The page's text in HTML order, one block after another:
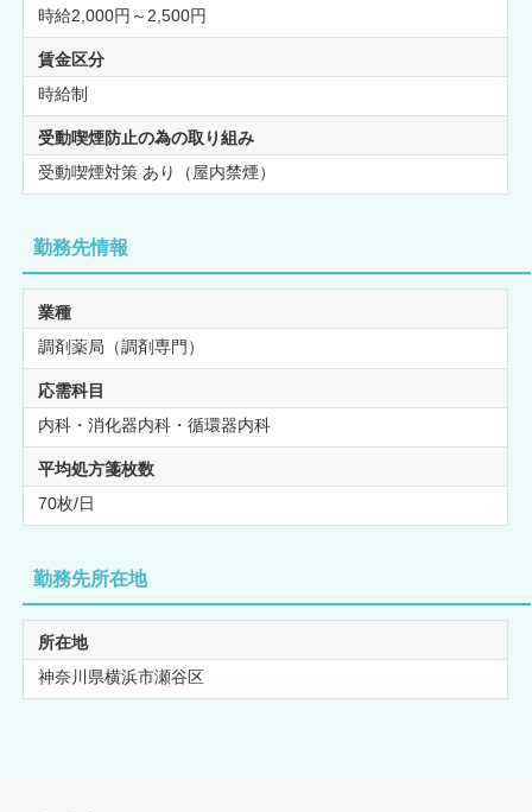
時給2,000円～2,500円
賃金区分
時給制
受動喫煙防止の為の取り組み
受動喫煙対策 あり（屋内禁煙）
勤務先情報
業種
調剤薬局（調剤専門）
応需科目
内科・消化器内科・循環器内科
平均処方箋枚数
70枚/日
勤務先所在地
所在地
神奈川県横浜市瀬谷区